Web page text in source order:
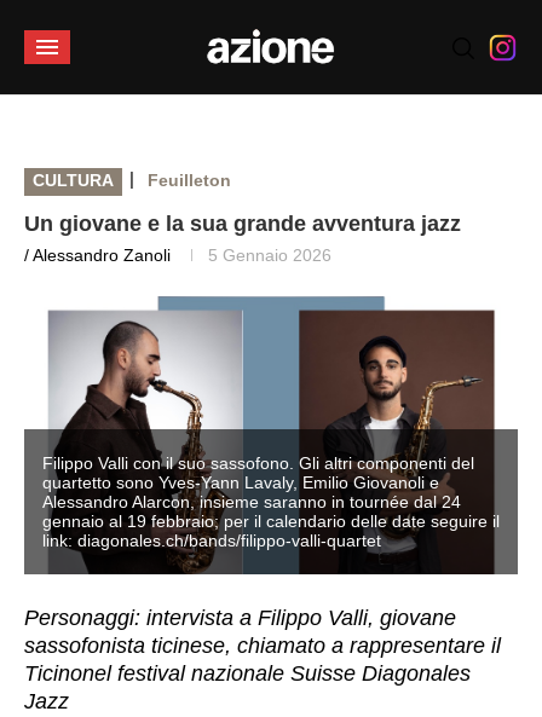
CULTURA | Feuilleton
Un giovane e la sua grande avventura jazz
/ Alessandro Zanoli 5 Gennaio 2026
Filippo Valli con il suo sassofono. Gli altri componenti del
quartetto sono Yves-Yann Lavaly, Emilio Giovanoli e
Alessandro Alarcon, insieme saranno in tournée dal 24
gennaio al 19 febbraio; per il calendario delle date seguire il
link: diagonales.ch/bands/filippo-valli-quartet
Personaggi: intervista a Filippo Valli, giovane
sassofonista ticinese, chiamato a rappresentare il
Ticinonel festival nazionale Suisse Diagonales
Jazz